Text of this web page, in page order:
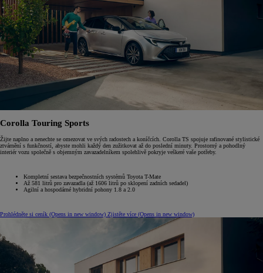
Corolla Touring Sports
Žijte naplno a nenechte se omezovat ve svých radostech a koníčcích. Corolla TS spojuje rafinované stylistické
ztvárnění s funkčností, abyste mohli každý den zužitkovat až do poslední minuty. Prostorný a pohodlný
interiér vozu společně s objemným zavazadelníkem spolehlivě pokryje veškeré vaše potřeby.
Kompletní sestava bezpečnostních systémů Toyota T-Mate
Až 581 litrů pro zavazadla (až 1606 litrů po sklopení zadních sedadel)
Agilní a hospodárné hybridní pohony 1.8 a 2.0
Prohlédněte si ceník (Opens in new window) Zjistěte více (Opens in new window)